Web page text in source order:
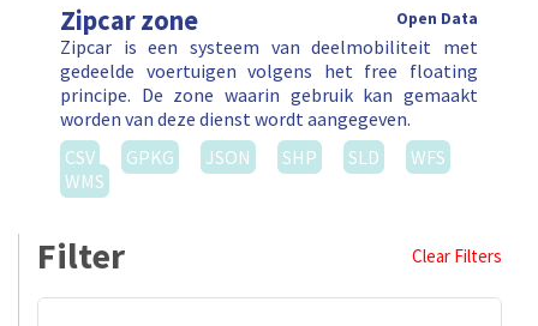
Zipcar zone Open Data
Zipcar is een systeem van deelmobiliteit met
gedeelde voertuigen volgens het free floating
principe. De zone waarin gebruik kan gemaakt
worden van deze dienst wordt aangegeven.
CSV
GPKG JSON SHP SLD
WFS
WMS
Filter Clear Filters